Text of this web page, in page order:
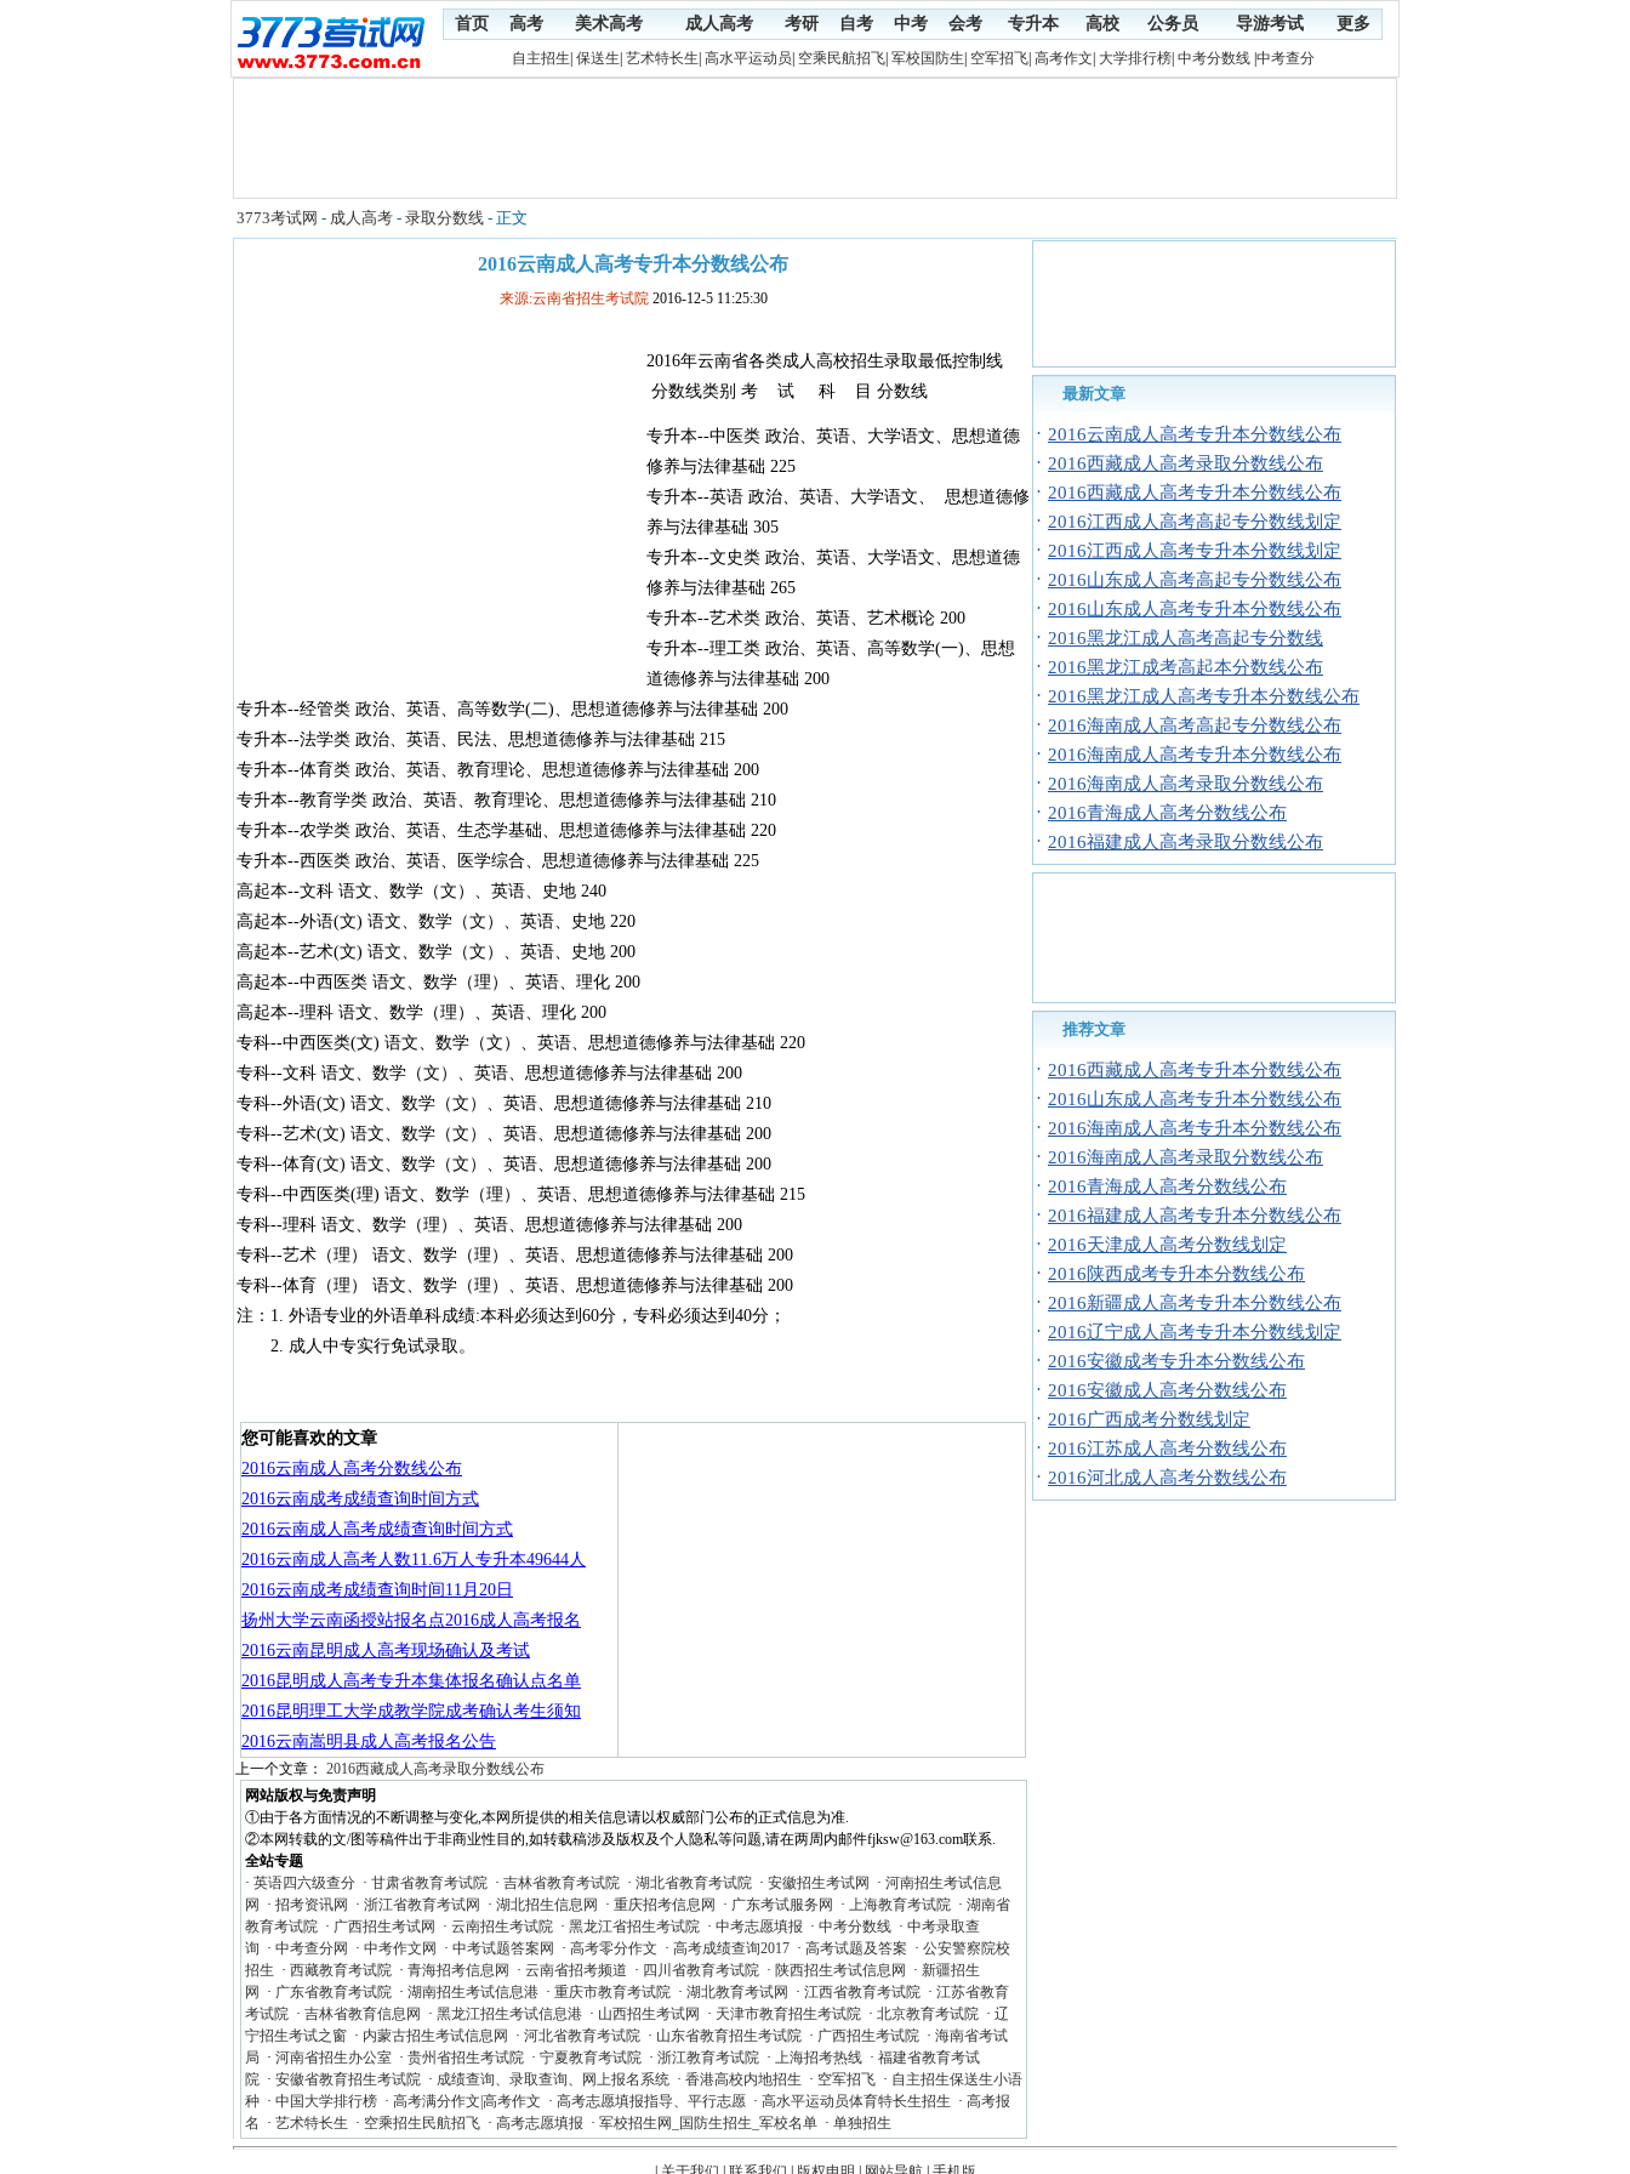
首页 高考 美术高考 成人高考 考研 自考 中考 会考 专升本 高校 公务员 导游考试 更多
自主招生 保送生 艺术特长生 高水平运动员 空乘民航招飞| 军校国防生 空军招飞| 高考作文 大学排行榜| 中考分数线| 中考查分
3773考试网 - 成人高考 - 录取分数线 - 正文
2016云南成人高考专升本分数线公布
来源:云南省招生考试院 2016-12-5 11:25:30
2016年云南省各类成人高校招生录取最低控制线
分数线类别 考 试 科 目 分数线
专升本--中医类 政治、英语、大学语文、思想道德
修养与法律基础 225
专升本--英语 政治、英语、大学语文、 思想道德修
养与法律基础 305
专升本--文史类 政治、英语、大学语文、思想道德
修养与法律基础 265
专升本--艺术类 政治、英语、艺术概论 200
专升本--理工类 政治、英语、高等数学(一)、思想
道德修养与法律基础 200
专升本--经管类 政治、英语、高等数学(二)、思想道德修养与法律基础 200
专升本--法学类 政治、英语、民法、思想道德修养与法律基础 215
专升本--体育类 政治、英语、教育理论、思想道德修养与法律基础 200
专升本--教育学类 政治、英语、教育理论、思想道德修养与法律基础 210
专升本--农学类 政治、英语、生态学基础、思想道德修养与法律基础 220
专升本--西医类 政治、英语、医学综合、思想道德修养与法律基础 225
高起本--文科 语文、数学（文）、英语、史地 240
高起本--外语(文) 语文、数学（文）、英语、史地 220
高起本--艺术(文) 语文、数学（文）、英语、史地 200
高起本--中西医类 语文、数学（理）、英语、理化 200
高起本--理科 语文、数学（理）、英语、理化 200
专科--中西医类(文) 语文、数学（文）、英语、思想道德修养与法律基础 220
专科--文科 语文、数学（文）、英语、思想道德修养与法律基础 200
专科--外语(文) 语文、数学（文）、英语、思想道德修养与法律基础 210
专科--艺术(文) 语文、数学（文）、英语、思想道德修养与法律基础 200
专科--体育(文) 语文、数学（文）、英语、思想道德修养与法律基础 200
专科--中西医类(理) 语文、数学（理）、英语、思想道德修养与法律基础 215
专科--理科 语文、数学（理）、英语、思想道德修养与法律基础 200
专科--艺术（理） 语文、数学（理）、英语、思想道德修养与法律基础 200
专科--体育（理） 语文、数学（理）、英语、思想道德修养与法律基础 200
注：1. 外语专业的外语单科成绩:本科必须达到60分，专科必须达到40分；
2. 成人中专实行免试录取。
您可能喜欢的文章
2016云南成人高考分数线公布
2016云南成考成绩查询时间方式
2016云南成人高考成绩查询时间方式
2016云南成人高考人数11.6万人专升本49644人
2016云南成考成绩查询时间11月20日
扬州大学云南函授站报名点2016成人高考报名
2016云南昆明成人高考现场确认及考试
2016昆明成人高考专升本集体报名确认点名单
2016昆明理工大学成教学院成考确认考生须知
2016云南嵩明县成人高考报名公告
上一个文章： 2016西藏成人高考录取分数线公布
网站版权与免责声明
①由于各方面情况的不断调整与变化,本网所提供的相关信息请以权威部门公布的正式信息为准.
②本网转载的文/图等稿件出于非商业性目的,如转载稿涉及版权及个人隐私等问题,请在两周内邮件fjksw@163.com联系.
全站专题
· 英语四六级查分· 甘肃省教育考试院· 吉林省教育考试院· 湖北省教育考试院· 安徽招生考试网 · 河南招生考试信息
网
· 招考资讯网 · 浙江省教育考试网 · 湖北招生信息网 · 重庆招考信息网 · 广东考试服务网 · 上海教育考试院· 湖南省
教育考试院· 广西招生考试网 · 云南招生考试院· 黑龙江省招生考试院· 中考志愿填报 · 中考分数线· 中考录取查
询 · 中考查分网 · 中考作文网 · 中考试题答案网 · 高考零分作文 · 高考成绩查询2017· 高考试题及答案 · 公安警察院校
招生 · 西藏教育考试院· 青海招考信息网 · 云南省招考频道 · 四川省教育考试院· 陕西招生考试信息网 · 新疆招生
网
· 广东省教育考试院· 湖南招生考试信息港· 重庆市教育考试院· 湖北教育考试网 · 江西省教育考试院· 江苏省教育
考试院· 吉林省教育信息网 · 黑龙江招生考试信息港· 山西招生考试网 · 天津市教育招生考试院· 北京教育考试院· 辽
宁招生考试之窗· 内蒙古招生考试信息网 · 河北省教育考试院· 山东省教育招生考试院· 广西招生考试院· 海南省考试
局 · 河南省招生办公室· 贵州省招生考试院· 宁夏教育考试院· 浙江教育考试院· 上海招考热线· 福建省教育考试
院· 安徽省教育招生考试院· 成绩查询、录取查询、网上报名系统· 香港高校内地招生 · 空军招飞· 自主招生保送生小语
种· 中国大学排行榜· 高考满分作文|高考作文 · 高考志愿填报指导、平行志愿· 高水平运动员体育特长生招生 · 高考报
名
· 艺术特长生 · 空乘招生民航招飞· 高考志愿填报 · 军校招生网_国防生招生_军校名单· 单独招生
最新文章
· 2016云南成人高考专升本分数线公布
· 2016西藏成人高考录取分数线公布
· 2016西藏成人高考专升本分数线公布
· 2016江西成人高考高起专分数线划定
· 2016江西成人高考专升本分数线划定
· 2016山东成人高考高起专分数线公布
· 2016山东成人高考专升本分数线公布
· 2016黑龙江成人高考高起专分数线
· 2016黑龙江成考高起本分数线公布
· 2016黑龙江成人高考专升本分数线公布
· 2016海南成人高考高起专分数线公布
· 2016海南成人高考专升本分数线公布
· 2016海南成人高考录取分数线公布
· 2016青海成人高考分数线公布
· 2016福建成人高考录取分数线公布
推荐文章
· 2016西藏成人高考专升本分数线公布
· 2016山东成人高考专升本分数线公布
· 2016海南成人高考专升本分数线公布
· 2016海南成人高考录取分数线公布
· 2016青海成人高考分数线公布
· 2016福建成人高考专升本分数线公布
· 2016天津成人高考分数线划定
· 2016陕西成考专升本分数线公布
· 2016新疆成人高考专升本分数线公布
· 2016辽宁成人高考专升本分数线划定
· 2016安徽成考专升本分数线公布
· 2016安徽成人高考分数线公布
· 2016广西成考分数线划定
· 2016江苏成人高考分数线公布
· 2016河北成人高考分数线公布